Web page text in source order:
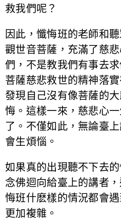
救我們呢？
因此，懺悔班的老師和
觀世音菩薩，充滿了慈
們，不是教我們有事去
菩薩慈悲救世的精神落
發現自己沒有像菩薩的
悔。這樣一來，慈悲心
了。不僅如此，無論臺
會生煩惱。
如果真的出現聽不下去
念佛迴向給臺上的講者
悔班什麽樣的情況都會
更加複雜。